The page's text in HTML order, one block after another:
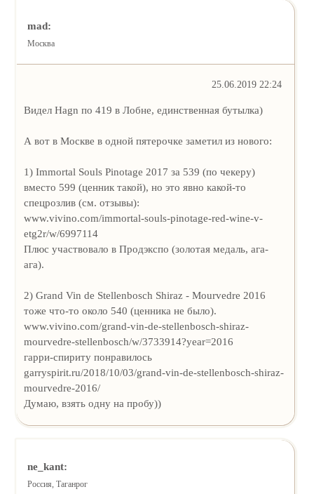
mad:
Москва
25.06.2019 22:24
Видел Hagn по 419 в Лобне, единственная бутылка)
А вот в Москве в одной пятерочке заметил из нового:
1) Immortal Souls Pinotage 2017 за 539 (по чекеру)
вместо 599 (ценник такой), но это явно какой-то
спецрозлив (см. отзывы):
www.vivino.com/immortal-souls-pinotage-red-wine-v-
etg2r/w/6997114
Плюс участвовало в Продэкспо (золотая медаль, ага-
ага).
2) Grand Vin de Stellenbosch Shiraz - Mourvedre 2016
тоже что-то около 540 (ценника не было).
www.vivino.com/grand-vin-de-stellenbosch-shiraz-
mourvedre-stellenbosch/w/3733914?year=2016
гарри-спириту понравилось
garryspirit.ru/2018/10/03/grand-vin-de-stellenbosch-shiraz-
mourvedre-2016/
Думаю, взять одну на пробу))
ne_kant:
Россия, Таганрог